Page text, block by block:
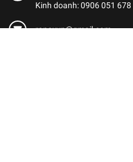
Kinh doanh: 0906 051 678
ranoxvn@gmail.com